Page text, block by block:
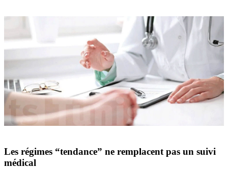
Les régimes “tendance” ne remplacent pas un suivi
médical